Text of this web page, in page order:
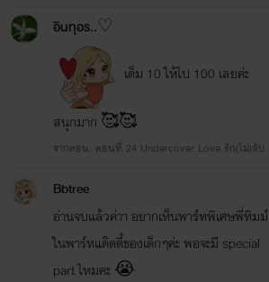
อินทุอร..♡
เต็ม 10 ให้ไป 100 เลยค่ะ
สนุกมาก 🥰🥰
จากตอน: ตอนที่ 24 Undercover Love รัก(ไม่)ลับ
Bbtree
อ่านจบแล้วค่าา อยากเห็นพาร์ทพิเศษพี่ทิมม์
ในพาร์ทแด๊ดดี้ของเด็กๆค่ะ พอจะมี special
part ไหมคะ 😭